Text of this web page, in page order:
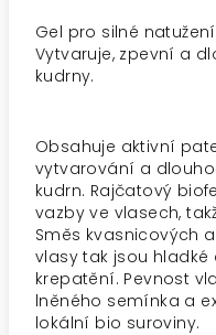
Gel pro silné
Vytvaruje, zpevní a
kudrny.
Obsahuje aktivní
vytvarování a
kudrn. Rajčatový
vazby ve vlasech,
Směs kvasnicových
vlasy tak jsou hladké
krepatění. Pevnost
lněného semínka a
lokální bio suroviny.